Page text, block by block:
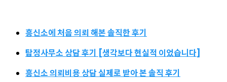
흥신소에 처음 의뢰 해본 솔직한 후기
탐정사무소 상담 후기 [생각보다 현실적 이었습니다]
흥신소 의뢰비용 상담 실제로 받아 본 솔직 후기